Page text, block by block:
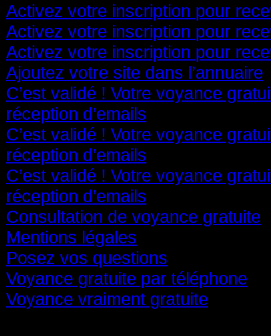
Activez votre inscription pour
Activez votre inscription pour
Activez votre inscription pour
Ajoutez votre site dans l’annuaire
C’est validé ! Votre voyance
réception d’emails
C’est validé ! Votre voyance
réception d’emails
C’est validé ! Votre voyance
réception d’emails
Consultation de voyance gratuite
Mentions légales
Posez vos questions
Voyance gratuite par téléphone
Voyance vraiment gratuite